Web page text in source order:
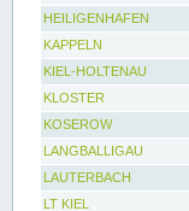
HEILIGENHAFEN
KAPPELN
KIEL-HOLTENAU
KLOSTER
KOSEROW
LANGBALLIGAU
LAUTERBACH
LT KIEL